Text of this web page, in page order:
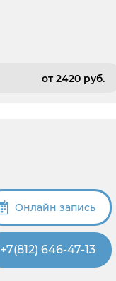
от 2420 pуб.
Онлайн запись
+7(812) 646-47-13